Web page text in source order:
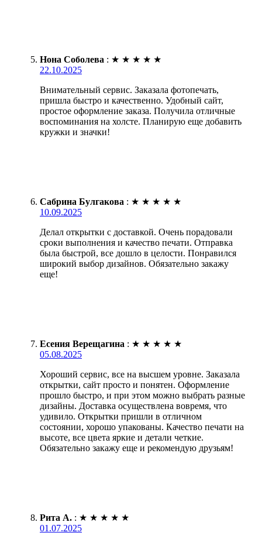
Нона Соболева : ★ ★ ★ ★ ★
22.10.2025
Внимательный сервис. Заказала фотопечать,
пришла быстро и качественно. Удобный сайт,
простое оформление заказа. Получила отличные
воспоминания на холсте. Планирую еще добавить
кружки и значки!
Сабрина Булгакова : ★ ★ ★ ★ ★
10.09.2025
Делал открытки с доставкой. Очень порадовали
сроки выполнения и качество печати. Отправка
была быстрой, все дошло в целости. Понравился
широкий выбор дизайнов. Обязательно закажу
еще!
Есения Верещагина : ★ ★ ★ ★ ★
05.08.2025
Хороший сервис, все на высшем уровне. Заказала
открытки, сайт просто и понятен. Оформление
прошло быстро, и при этом можно выбрать разные
дизайны. Доставка осуществлена вовремя, что
удивило. Открытки пришли в отличном
состоянии, хорошо упакованы. Качество печати на
высоте, все цвета яркие и детали четкие.
Обязательно закажу еще и рекомендую друзьям!
Рита А. : ★ ★ ★ ★ ★
01.07.2025